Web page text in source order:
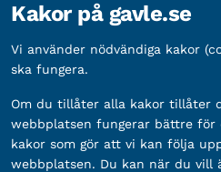
Organisationsnummer:
Bankgironummer: 5888-2333
Kakor på gavle.se
Vi använder nödvändiga kakor
ska fungera.
Om du tillåter alla kakor tillåter
webbplatsen fungerar bättre för
kakor som gör att vi kan följa
webbplatsen. Du kan när du vill